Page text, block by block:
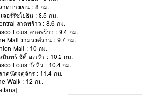
าดบางเขน : 8 กม.
เจอร์รัชโยธิน : 8.5 กม.
ลาดพร้าว : 8.6 กม.
Lotus ลาดพร้าว : 9.4 กม.
Mall งามวงศ์วาน : 9.7 กม.
Mall : 10 กม.
มินทร์ ซิตี้ อเวนิว : 10.2 กม.
Lotus วังหิน : 10.4 กม.
าดนัดจตุจักร : 11.4 กม.
Walk : 12 กม.